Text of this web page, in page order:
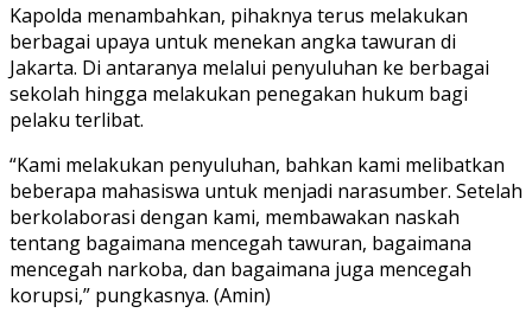
Kapolda menambahkan, pihaknya terus melakukan
berbagai upaya untuk menekan angka tawuran di
Jakarta. Di antaranya melalui penyuluhan ke berbagai
sekolah hingga melakukan penegakan hukum bagi
pelaku terlibat.
“Kami melakukan penyuluhan, bahkan kami melibatkan
beberapa mahasiswa untuk menjadi narasumber. Setelah
berkolaborasi dengan kami, membawakan naskah
tentang bagaimana mencegah tawuran, bagaimana
mencegah narkoba, dan bagaimana juga mencegah
korupsi,” pungkasnya. (Amin)